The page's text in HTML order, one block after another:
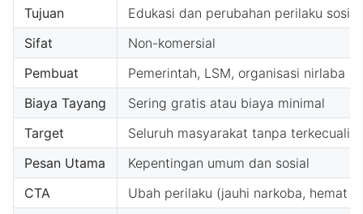
Tujuan
Edukasi dan perubahan perilaku sosial
Sifat
Non-komersial
Pembuat
Pemerintah, LSM, organisasi nirlaba
Biaya Tayang
Sering gratis atau biaya minimal
Target
Seluruh masyarakat tanpa terkecuali
Pesan Utama
Kepentingan umum dan sosial
CTA
Ubah perilaku (jauhi narkoba, hemat